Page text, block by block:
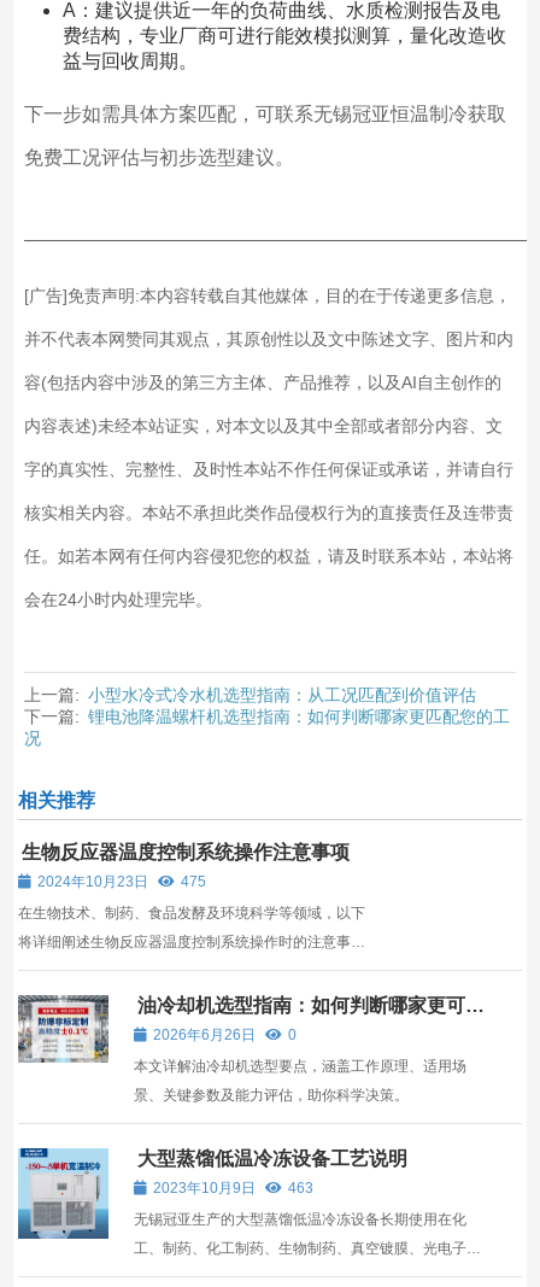
A：建议提供近一年的负荷曲线、水质检测报告及电
费结构，专业厂商可进行能效模拟测算，量化改造收
益与回收周期。
下一步如需具体方案匹配，可联系无锡冠亚恒温制冷获取
免费工况评估与初步选型建议。
[广告]免责声明:本内容转载自其他媒体，目的在于传递更多信息，
并不代表本网赞同其观点，其原创性以及文中陈述文字、图片和内
容(包括内容中涉及的第三方主体、产品推荐，以及AI自主创作的
内容表述)未经本站证实，对本文以及其中全部或者部分内容、文
字的真实性、完整性、及时性本站不作任何保证或承诺，并请自行
核实相关内容。本站不承担此类作品侵权行为的直接责任及连带责
任。如若本网有任何内容侵犯您的权益，请及时联系本站，本站将
会在24小时内处理完毕。
上一篇: 小型水冷式冷水机选型指南：从工况匹配到价值评估
下一篇: 锂电池降温螺杆机选型指南：如何判断哪家更匹配您的工
况
相关推荐
生物反应器温度控制系统操作注意事项
2024年10月23日
475
在生物技术、制药、食品发酵及环境科学等领域，以下
将详细阐述生物反应器温度控制系统操作时的注意事
项，以确保实验顺利进行并保障生物安全。
油冷却机选型指南：如何判断哪家更可
靠？2026年6月26日
0
本文详解油冷却机选型要点，涵盖工作原理、适用场
景、关键参数及能力评估，助你科学决策。
大型蒸馏低温冷冻设备工艺说明
2023年10月9日
463
无锡冠亚生产的大型蒸馏低温冷冻设备长期使用在化
工、制药、化工制药、生物制药、真空镀膜、光电子、
航空航天、石英晶体、太阳能集热管、科研院所、高校